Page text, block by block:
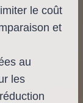
le coût
et
au
les